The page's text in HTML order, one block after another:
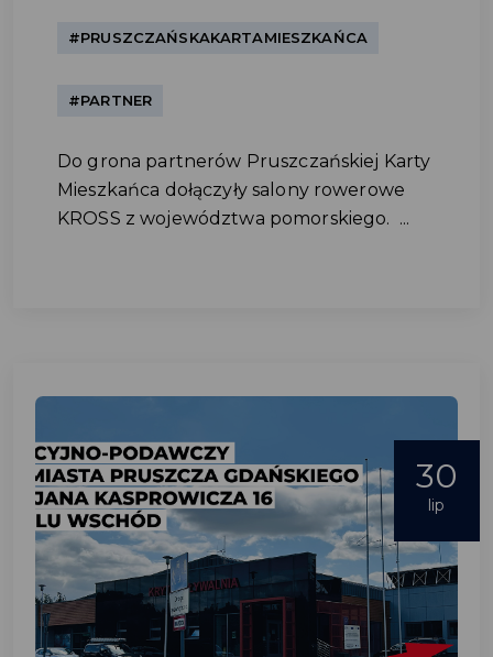
#PRUSZCZAŃSKAKARTAMIESZKAŃCA
#PARTNER
Do grona partnerów Pruszczańskiej Karty
Mieszkańca dołączyły salony rowerowe
KROSS z województwa pomorskiego. ...
30
lip